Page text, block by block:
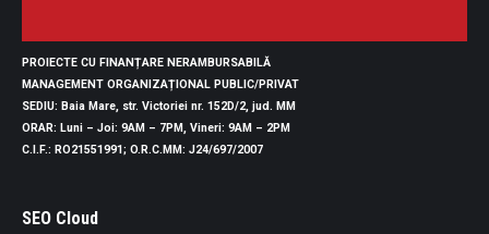
PROIECTE CU FINANȚARE NERAMBURSABILĂ
MANAGEMENT ORGANIZAȚIONAL PUBLIC/PRIVAT
SEDIU: Baia Mare, str. Victoriei nr. 152D/2, jud. MM
ORAR: Luni – Joi: 9AM – 7PM, Vineri: 9AM – 2PM
C.I.F.: RO21551991; O.R.C.MM: J24/697/2007
SEO Cloud